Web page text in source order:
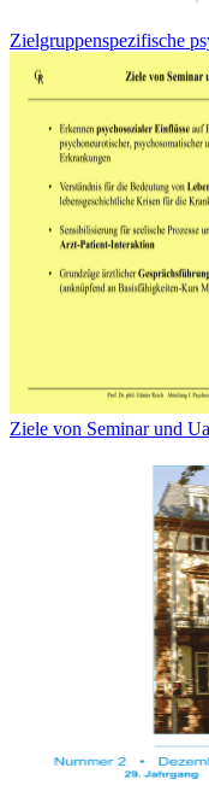
Zielgruppenspezifische
Ziele von Seminar und